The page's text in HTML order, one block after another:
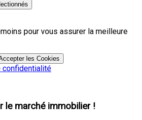
pour vous assurer la meilleure
les Cookies
confidentialité
le marché immobilier !